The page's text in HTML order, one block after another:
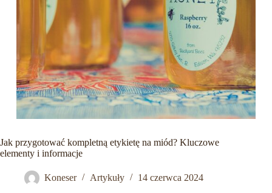
Jak przygotować kompletną etykietę na miód? Kluczowe
elementy i informacje
Koneser Artykuły 14 czerwca 2024